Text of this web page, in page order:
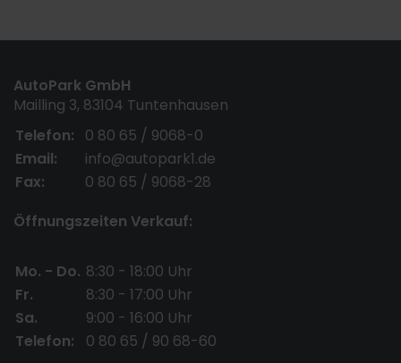
AutoPark GmbH
Mailling 3, 83104 Tuntenhausen
Telefon:
0 80 65 / 9068-0
Email:
info@autopark1.de
Fax:
0 80 65 / 9068-28
Öffnungszeiten Verkauf:
Mo. - Do. 8:30 - 18:00 Uhr
Fr.
8:30 - 17:00 Uhr
Sa.
9:00 - 16:00 Uhr
Telefon:
0 80 65 / 90 68-60